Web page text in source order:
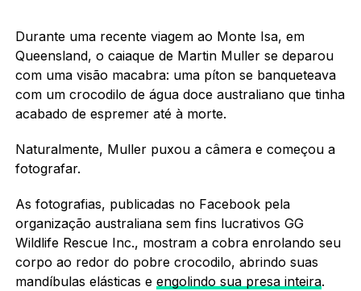
Durante uma recente viagem ao Monte Isa, em
Queensland, o caiaque de Martin Muller se deparou
com uma visão macabra: uma píton se banqueteava
com um crocodilo de água doce australiano que tinha
acabado de espremer até à morte.
Naturalmente, Muller puxou a câmera e começou a
fotografar.
As fotografias, publicadas no Facebook pela
organização australiana sem fins lucrativos GG
Wildlife Rescue Inc., mostram a cobra enrolando seu
corpo ao redor do pobre crocodilo, abrindo suas
mandíbulas elásticas e engolindo sua presa inteira.